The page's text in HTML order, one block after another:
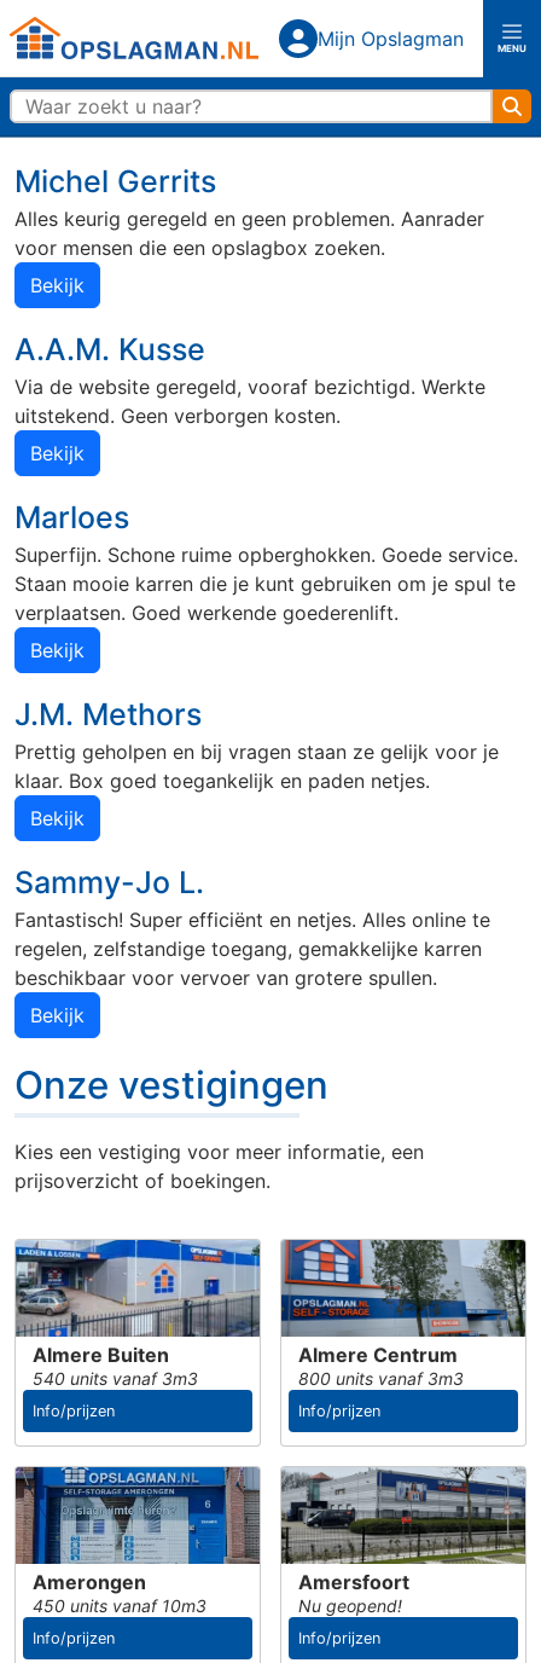
Opslagman logo
Mijn Opslagman
Mijn Opslagman
MENU
Home
Over ons
Vestigingen
Almere Buiten Almere Centrum
Amerongen
Capelle aan den IJssel
Utrecht Veenendaal Wageningen
Zoetermeer
Klantenservice
Top
Michel Gerrits
Alles keurig geregeld en geen problemen. Aanrader
voor mensen die een opslagbox zoeken.
Bekijk
A.A.M. Kusse
Via de website geregeld, vooraf bezichtigd. Werkte
uitstekend. Geen verborgen kosten.
Bekijk
Marloes
Superfijn. Schone ruime opberghokken. Goede service.
Staan mooie karren die je kunt gebruiken om je spul te
verplaatsen. Goed werkende goederenlift.
Bekijk
J.M. Methors
Prettig geholpen en bij vragen staan ze gelijk voor je
klaar. Box goed toegankelijk en paden netjes.
Bekijk
Sammy-Jo L.
Fantastisch! Super efficiënt en netjes. Alles online te
regelen, zelfstandige toegang, gemakkelijke karren
beschikbaar voor vervoer van grotere spullen.
Bekijk
Onze vestigingen
Onze vestigingen
Kies een vestiging voor meer informatie, een
prijsoverzicht of boekingen.
Almere Buiten
540 units vanaf 3m3
Info/prijzen
Almere Centrum
800 units vanaf 3m3
Info/prijzen
Amerongen
450 units vanaf 10m3
Info/prijzen
Amersfoort
Nu geopend!
Info/prijzen